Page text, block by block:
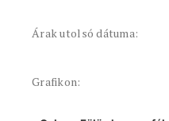
Árak utolsó dátuma:
Grafikon: